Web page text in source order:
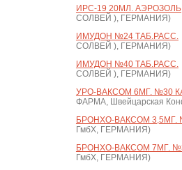
ИРС-19 20МЛ. АЭРОЗОЛЬ
СОЛВЕЙ ), ГЕРМАНИЯ)
ИМУДОН №24 ТАБ.РАСС.
СОЛВЕЙ ), ГЕРМАНИЯ)
ИМУДОН №40 ТАБ.РАСС.
СОЛВЕЙ ), ГЕРМАНИЯ)
УРО-ВАКСОМ 6МГ. №30
ФАРМА, Швейцарская
БРОНХО-ВАКСОМ 3,5МГ.
ГмбХ, ГЕРМАНИЯ)
БРОНХО-ВАКСОМ 7МГ.
ГмбХ, ГЕРМАНИЯ)